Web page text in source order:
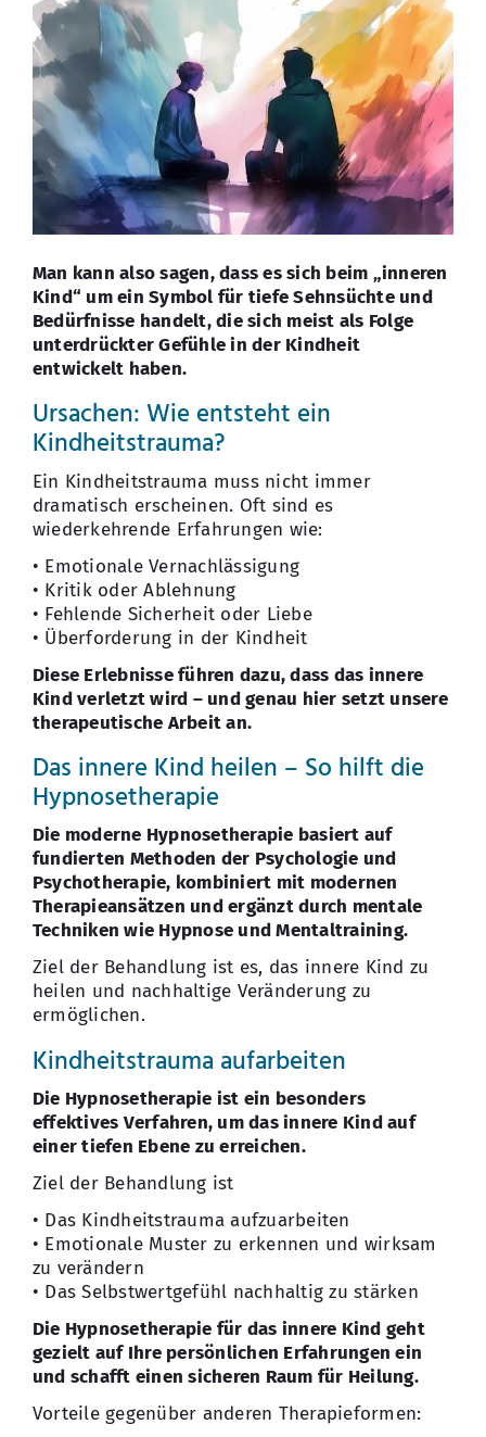
Man kann also sagen, dass es sich beim „inneren
Kind“ um ein Symbol für tiefe Sehnsüchte und
Bedürfnisse handelt, die sich meist als Folge
unterdrückter Gefühle in der Kindheit
entwickelt haben.
Ursachen: Wie entsteht ein
Kindheitstrauma?
Ein Kindheitstrauma muss nicht immer
dramatisch erscheinen. Oft sind es
wiederkehrende Erfahrungen wie:
• Emotionale Vernachlässigung
• Kritik oder Ablehnung
• Fehlende Sicherheit oder Liebe
• Überforderung in der Kindheit
Diese Erlebnisse führen dazu, dass das innere
Kind verletzt wird – und genau hier setzt unsere
therapeutische Arbeit an.
Das innere Kind heilen – So hilft die
Hypnosetherapie
Die moderne Hypnosetherapie basiert auf
fundierten Methoden der Psychologie und
Psychotherapie, kombiniert mit modernen
Therapieansätzen und ergänzt durch mentale
Techniken wie Hypnose und Mentaltraining.
Ziel der Behandlung ist es, das innere Kind zu
heilen und nachhaltige Veränderung zu
ermöglichen.
Kindheitstrauma aufarbeiten
Die Hypnosetherapie ist ein besonders
effektives Verfahren, um das innere Kind auf
einer tiefen Ebene zu erreichen.
Ziel der Behandlung ist
• Das Kindheitstrauma aufzuarbeiten
• Emotionale Muster zu erkennen und wirksam
zu verändern
• Das Selbstwertgefühl nachhaltig zu stärken
Die Hypnosetherapie für das innere Kind geht
gezielt auf Ihre persönlichen Erfahrungen ein
und schafft einen sicheren Raum für Heilung.
Vorteile gegenüber anderen Therapieformen: